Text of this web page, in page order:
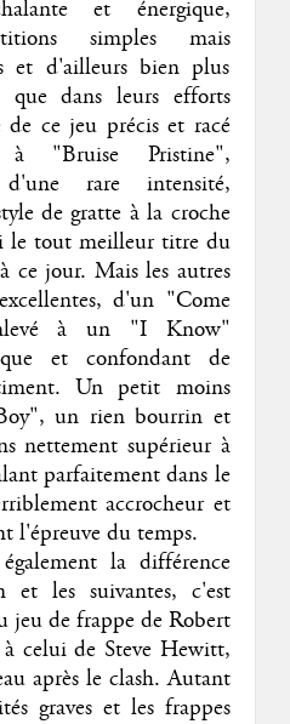
et énergique,
simples mais
et d'ailleurs bien plus
que dans leurs efforts
de ce jeu précis et racé
à "Bruise Pristine",
rare intensité,
de gratte à la croche
le tout meilleur titre du
ce jour. Mais les autres
d'un "Come
à un "I Know"
et confondant de
Un petit moins
un rien bourrin et
nettement supérieur à
parfaitement dans le
accrocheur et
l'épreuve du temps.
la différence
et les suivantes, c'est
jeu de frappe de Robert
celui de Steve Hewitt,
après le clash. Autant
graves et les frappes